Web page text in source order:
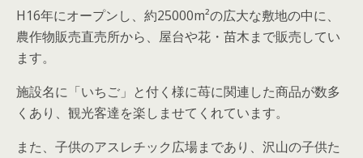
H16年にオープンし、約25000m²の広大な敷地の中に、
農作物販売直売所から、屋台や花・苗木まで販売してい
ます。
施設名に「いちご」と付く様に苺に関連した商品が数多
くあり、観光客達を楽しませてくれています。
また、子供のアスレチック広場まであり、沢山の子供た